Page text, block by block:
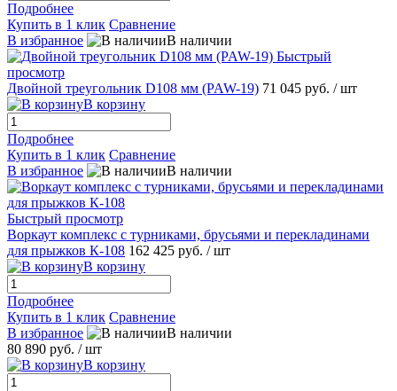
Подробнее
Купить в 1 клик Сравнение
В избранное
В наличии
Быстрый
просмотр
Двойной треугольник D108 мм (PAW-19) 71 045 руб. / шт
В корзину
Подробнее
Купить в 1 клик Сравнение
В избранное
В наличии
Быстрый просмотр
Воркаут комплекс с турниками, брусьями и перекладинами
для прыжков К-108 162 425 руб. / шт
В корзину
Подробнее
Купить в 1 клик Сравнение
В избранное
В наличии
80 890 руб. / шт
В корзину